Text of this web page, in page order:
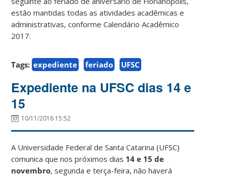
estão mantidas todas as atividades acadêmicas e
administrativas, conforme Calendário Acadêmico
2017.
Tags: expediente feriado UFSC
Expediente na UFSC dias 14 e
15
10/11/2016 15:52
A Universidade Federal de Santa Catarina (UFSC)
comunica que nos próximos dias 14 e 15 de
novembro, segunda e terça-feira, não haverá